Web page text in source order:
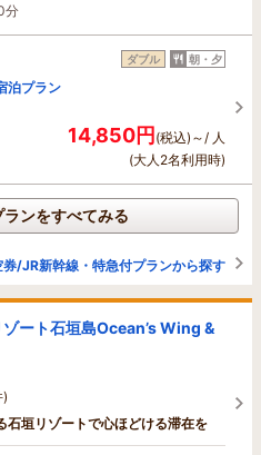
分
ダブル 朝・夕
泊プラン
14,850円(税込)～/ 人
(大人2名利用時)
ンをすべてみる
券/JR新幹線・特急付プランから探す
ート石垣島Ocean’s Wing &
)
石垣リゾートで心ほどける滞在を